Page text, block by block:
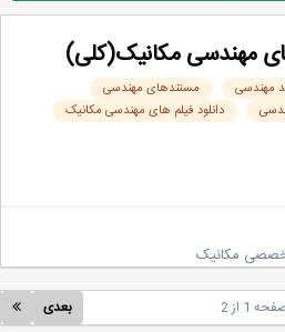
مهندسی مکانیک(کلی)
مستندهای مهندسی
دانلود فیلم های مهندسی مکانیک
مکانیک
بعدی 1 از 2